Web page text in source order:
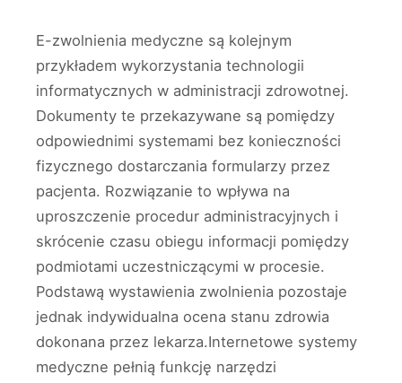
E-zwolnienia medyczne są kolejnym
przykładem wykorzystania technologii
informatycznych w administracji zdrowotnej.
Dokumenty te przekazywane są pomiędzy
odpowiednimi systemami bez konieczności
fizycznego dostarczania formularzy przez
pacjenta. Rozwiązanie to wpływa na
uproszczenie procedur administracyjnych i
skrócenie czasu obiegu informacji pomiędzy
podmiotami uczestniczącymi w procesie.
Podstawą wystawienia zwolnienia pozostaje
jednak indywidualna ocena stanu zdrowia
dokonana przez lekarza.Internetowe systemy
medyczne pełnią funkcję narzędzi